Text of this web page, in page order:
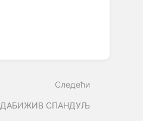
Следећи
ДАБИЖИВ СПАНДУЉ